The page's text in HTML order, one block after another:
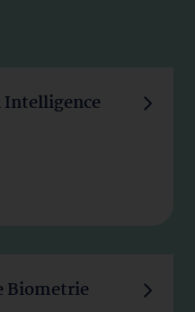
Biometrie